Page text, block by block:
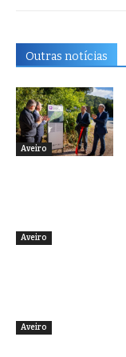
Outras notícias
Aveiro
Aveiro
Aveiro